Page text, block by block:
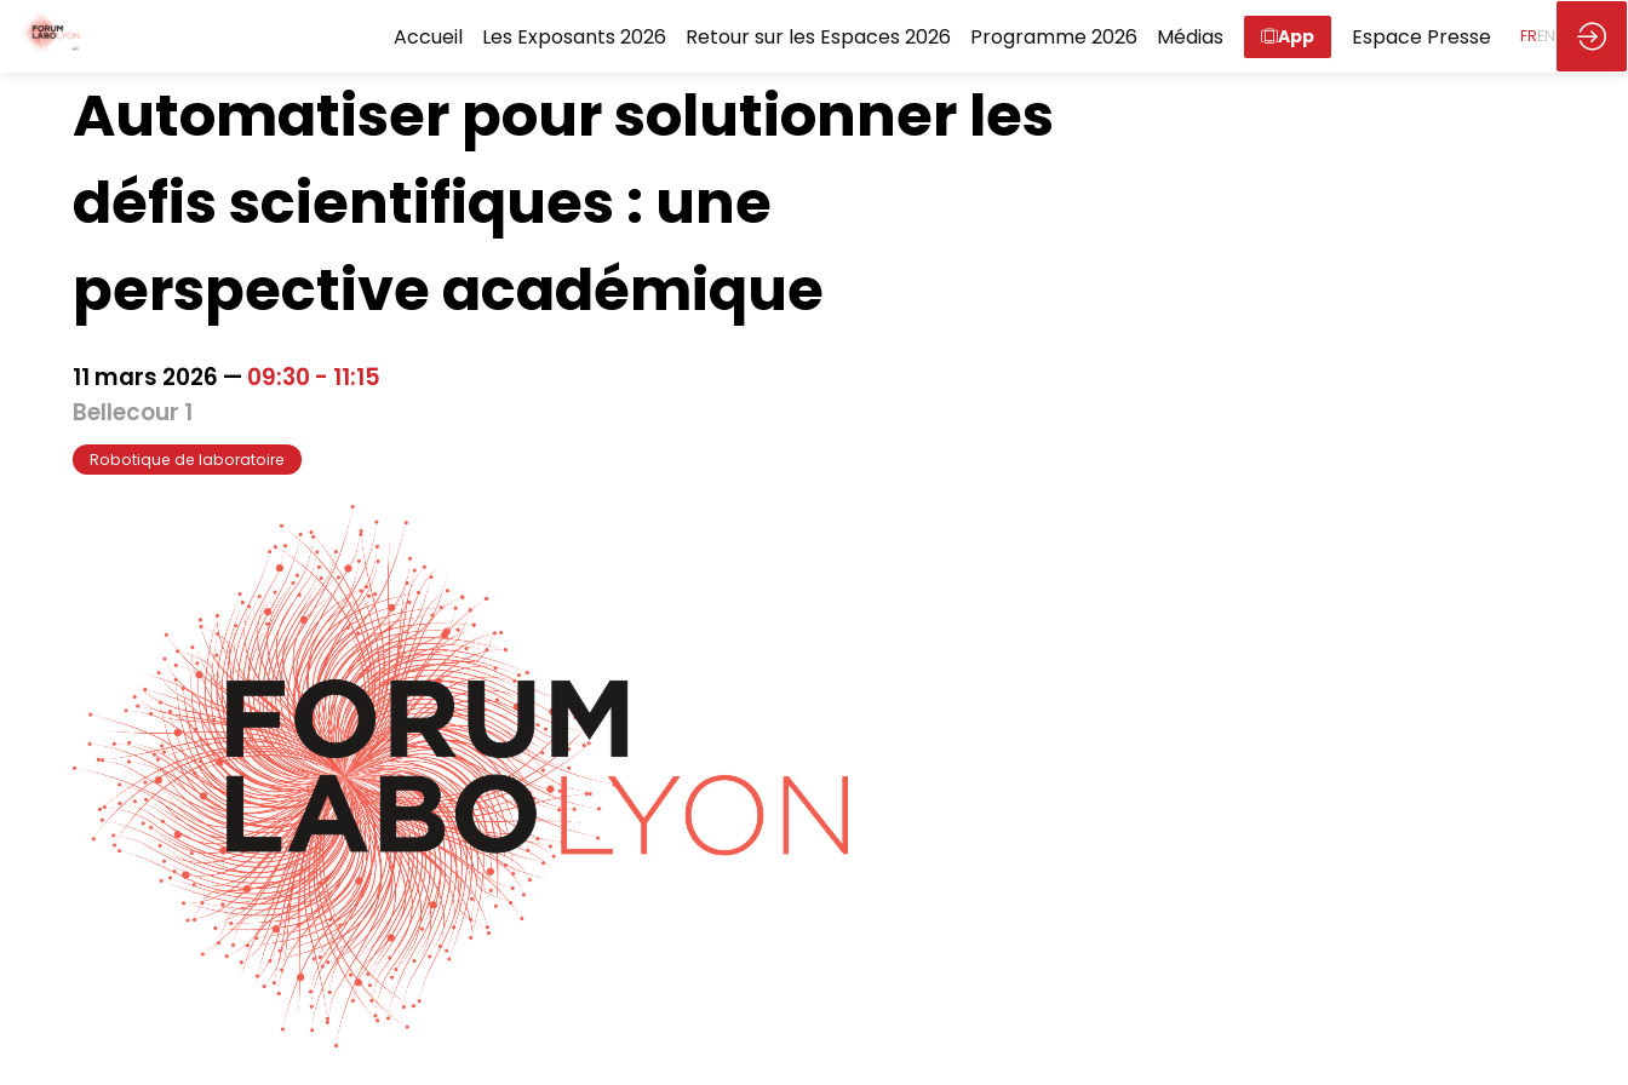
Accueil Les Exposants 2026 Retour sur les Espaces 2026 Programme 2026 Médias App Espace Presse FREN
Automatiser pour solutionner les
défis scientifiques : une
perspective académique
11 mars 2026 — 09:30 - 11:15
Bellecour 1
Robotique de laboratoire